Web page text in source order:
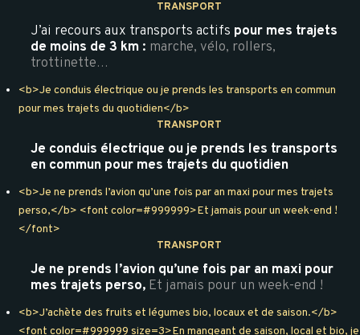
TRANSPORT
J’ai recours aux transports actifs pour mes trajets
de moins de 3 km : marche, vélo, rollers,
trottinette…
<b>Je conduis électrique ou je prends les transports en commun
pour mes trajets du quotidien</b>
TRANSPORT
Je conduis électrique ou je prends les transports
en commun pour mes trajets du quotidien
<b>Je ne prends l’avion qu’une fois par an maxi pour mes trajets
perso,</b> <font color=#999999>Et jamais pour un week-end !
</font>
TRANSPORT
Je ne prends l’avion qu’une fois par an maxi pour
mes trajets perso, Et jamais pour un week-end !
<b>J’achète des fruits et légumes bio, locaux et de saison.</b>
<font color=#999999 size=3>En mangeant de saison, local et bio, je